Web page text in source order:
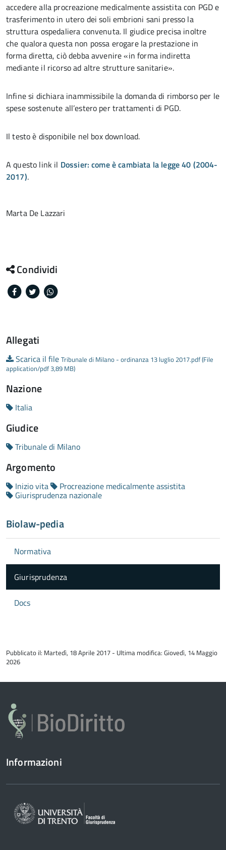
accedere alla procreazione medicalmente assistita con PGD e
trasferimento in utero dei soli embrioni sani presso la
struttura ospedaliera convenuta. Il giudice precisa inoltre
che qualora questa non possa erogare la prestazione in
forma diretta, ciò debba avvenire «in forma indiretta
mediante il ricorso ad altre strutture sanitarie».
Infine si dichiara inammissibile la domanda di rimborso per le
spese sostenute all’estero per trattamenti di PGD.
Il testo è disponibile nel box download.
A questo link il Dossier: come è cambiata la legge 40 (2004-
2017).
Marta De Lazzari
Condividi
Facebook
Twitter
Allegati
Scarica il file Tribunale di Milano - ordinanza 13 luglio 2017.pdf (File
application/pdf 3,89 MB)
Nazione
Italia
Giudice
Tribunale di Milano
Argomento
Inizio vita Procreazione medicalmente assistita
Giurisprudenza nazionale
Biolaw-pedia
Normativa
Giurisprudenza
Docs
del
contenuto
Pubblicato il: Martedì, 18 Aprile 2017 - Ultima modifica: Giovedì, 14 Maggio
2026
Informazioni